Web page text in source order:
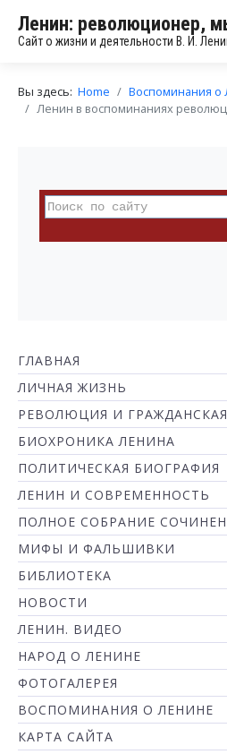
Ленин: революционер,
Сайт о жизни и деятельности В. И.
Вы здесь: Home
Воспоминания о
Ленин в воспоминаниях
ГЛАВНАЯ
ЛИЧНАЯ ЖИЗНЬ
РЕВОЛЮЦИЯ И
БИОХРОНИКА ЛЕНИНА
ПОЛИТИЧЕСКАЯ БИОГРАФИЯ
ЛЕНИН И СОВРЕМЕННОСТЬ
ПОЛНОЕ СОБРАНИЕ
МИФЫ И ФАЛЬШИВКИ
БИБЛИОТЕКА
НОВОСТИ
ЛЕНИН. ВИДЕО
НАРОД О ЛЕНИНЕ
ФОТОГАЛЕРЕЯ
ВОСПОМИНАНИЯ О ЛЕНИНЕ
КАРТА САЙТА